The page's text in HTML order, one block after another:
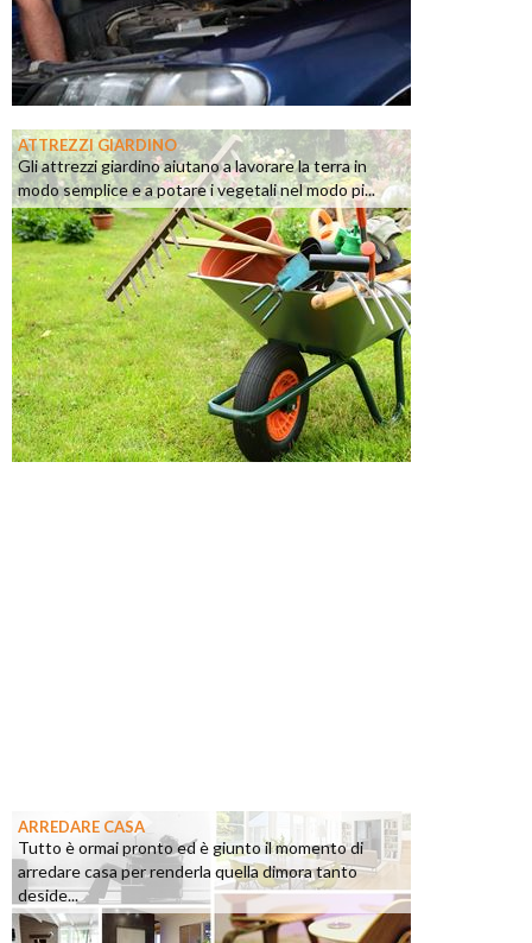
ATTREZZI GIARDINO
Gli attrezzi giardino aiutano a lavorare la terra in
modo semplice e a potare i vegetali nel modo pi...
ARREDARE CASA
Tutto è ormai pronto ed è giunto il momento di
arredare casa per renderla quella dimora tanto
deside...